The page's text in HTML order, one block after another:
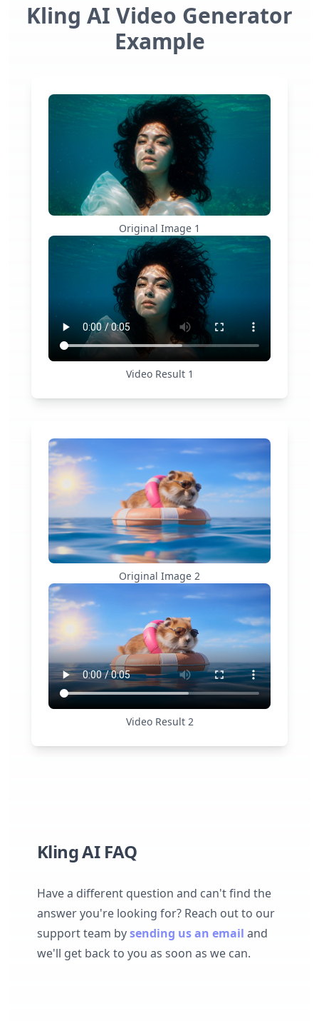
Kling AI Video Generator
Example
Original Image 1
Video Result 1
Original Image 2
Video Result 2
Kling AI FAQ
Have a different question and can't find the
answer you're looking for? Reach out to our
support team bysending us an email and
we'll get back to you as soon as we can.